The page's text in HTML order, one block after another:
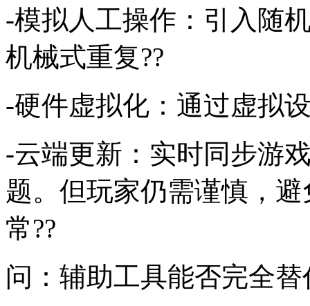
-模拟人工操作：引入随
机械式重复??
-硬件虚拟化：通过虚拟
-云端更新：实时同步游
题。但玩家仍需谨慎，
常??
问：辅助工具能否完全替